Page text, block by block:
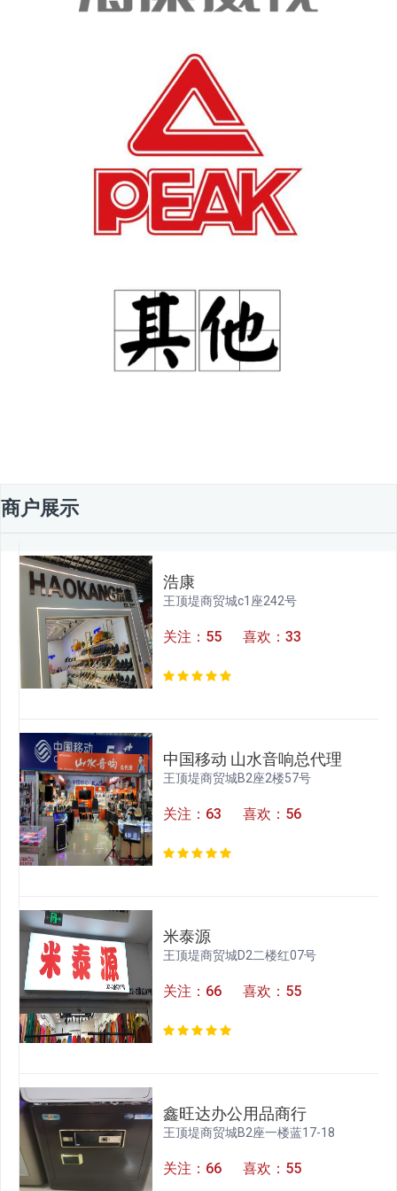
商户展示
浩康
王顶堤商贸城c1座242号
关注：55 喜欢：33
中国移动 山水音响总代理
王顶堤商贸城B2座2楼57号
关注：63 喜欢：56
米泰源
王顶堤商贸城D2二楼红07号
关注：66 喜欢：55
鑫旺达办公用品商行
王顶堤商贸城B2座一楼蓝17-18
关注：66 喜欢：55